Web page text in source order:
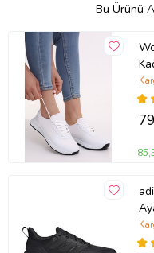
Bu Ürünü